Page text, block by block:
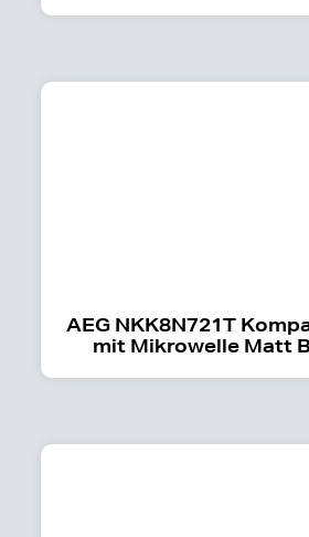
AEG NKK8N721T
mit Mikrowelle Matt